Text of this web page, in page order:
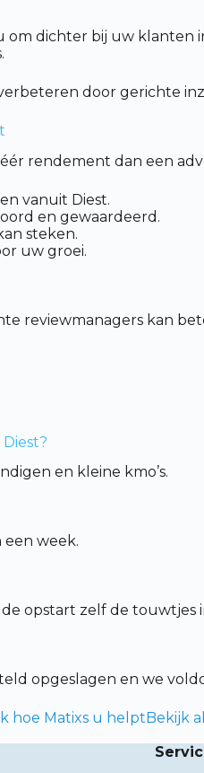
dichter bij uw
door gerichte
rendement dan een
vanuit Diest.
en gewaardeerd.
steken.
uw groei.
reviewmanagers kan
en kleine kmo’s.
een week.
opstart zelf de touwtjes
opgeslagen en we
hoe Matixs u helptBekijk